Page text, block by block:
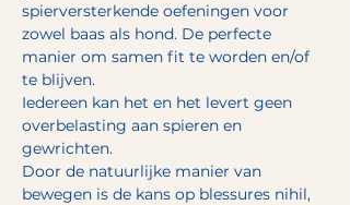
spierversterkende oefeningen voor
zowel baas als hond. De perfecte
manier om samen fit te worden en/of
te blijven.
Iedereen kan het en het levert geen
overbelasting aan spieren en
gewrichten.
Door de natuurlijke manier van
bewegen is de kans op blessures nihil,